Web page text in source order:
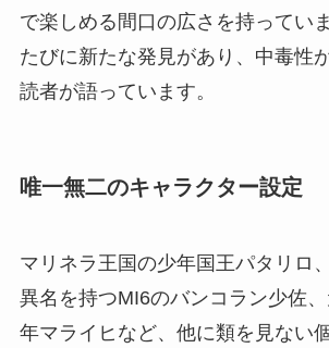
で楽しめる間口の広さを持ってい
たびに新たな発見があり、中毒性
読者が語っています。
唯一無二のキャラクター設定
マリネラ王国の少年国王パタリロ
異名を持つMI6のバンコラン少佐
年マライヒなど、他に類を見ない